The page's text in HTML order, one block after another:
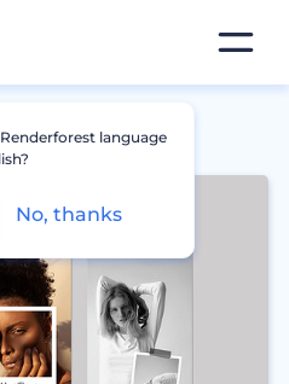
language
No, thanks